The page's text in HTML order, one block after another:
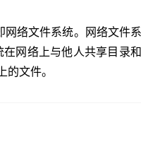
络文件系统。网络文件
网络上与他人共享目录
文件。